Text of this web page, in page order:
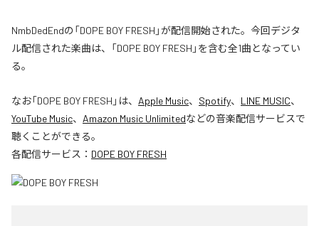
NmbDedEndの「DOPE BOY FRESH」が配信開始された。今回デジタ
ル配信された楽曲は、「DOPE BOY FRESH」を含む全1曲となってい
る。
なお「DOPE BOY FRESH 」は、 Apple Music、 Spotify、 LINE MUSIC、
YouTube Music、 Amazon Music Unlimitedなどの音楽配信サービスで
聴くことができる。
各配信サービス： DOPE BOY FRESH